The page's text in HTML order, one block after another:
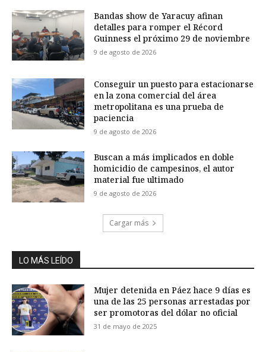
Bandas show de Yaracuy afinan
detalles para romper el Récord
Guinness el próximo 29 de noviembre
9 de agosto de 2026
Conseguir un puesto para estacionarse
en la zona comercial del área
metropolitana es una prueba de
paciencia
9 de agosto de 2026
Buscan a más implicados en doble
homicidio de campesinos, el autor
material fue ultimado
9 de agosto de 2026
Cargar más
LO MÁS LEÍDO
Mujer detenida en Páez hace 9 días es
una de las 25 personas arrestadas por
ser promotoras del dólar no oficial
31 de mayo de 2025